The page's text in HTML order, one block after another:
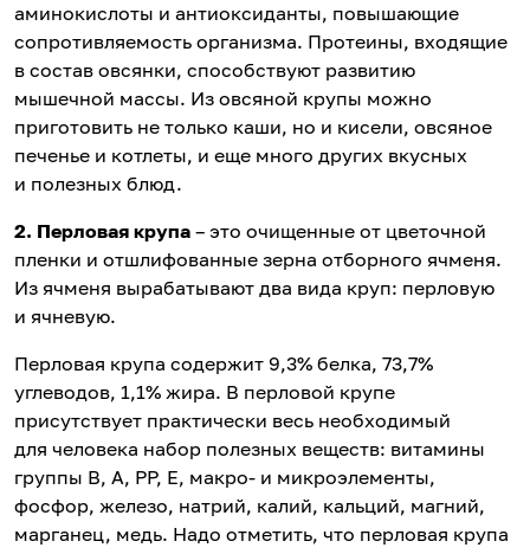
аминокислоты и антиоксиданты, повышающие
сопротивляемость организма. Протеины, входящие
в состав овсянки, способствуют развитию
мышечной массы. Из овсяной крупы можно
приготовить не только каши, но и кисели, овсяное
печенье и котлеты, и еще много других вкусных
и полезных блюд.
2. Перловая крупа – это очищенные от цветочной
пленки и отшлифованные зерна отборного ячменя.
Из ячменя вырабатывают два вида круп: перловую
и ячневую.
Перловая крупа содержит 9,3% белка, 73,7%
углеводов, 1,1% жира. В перловой крупе
присутствует практически весь необходимый
для человека набор полезных веществ: витамины
группы В, А, РР, Е, макро- и микроэлементы,
фосфор, железо, натрий, калий, кальций, магний,
марганец, медь. Надо отметить, что перловая крупа